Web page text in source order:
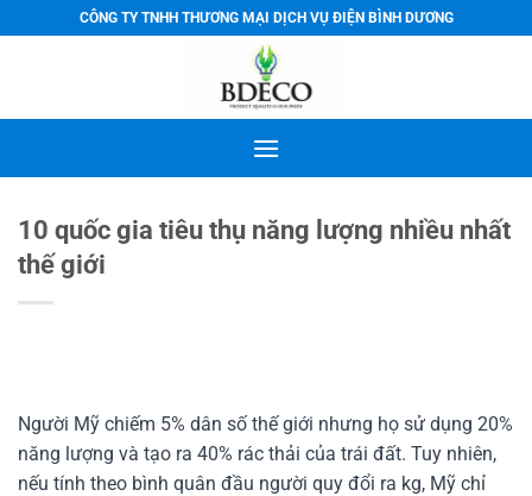
qua
CÔNG TY TNHH THƯƠNG MẠI DỊCH VỤ ĐIỆN BÌNH DƯƠNG
10 quốc gia tiêu thụ năng lượng nhiều nhất
thế giới
Người Mỹ chiếm 5% dân số thế giới nhưng họ sử dụng 20%
năng lượng và tạo ra 40% rác thải của trái đất. Tuy nhiên,
nếu tính theo bình quân đầu người quy đổi ra kg, Mỹ chỉ